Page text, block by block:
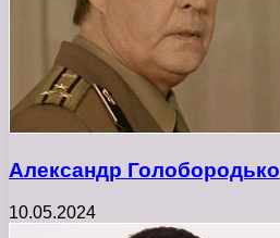
Александр Голобородько
10.05.2024